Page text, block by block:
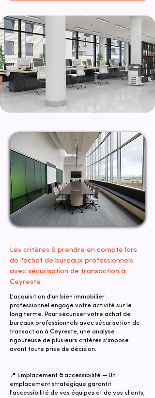
Les critères à prendre en compte lors
de l'achat de bureaux professionnels
avec sécurisation de transaction à
Ceyreste
L'acquisition d'un bien immobilier
professionnel engage votre activité sur le
long terme. Pour sécuriser votre achat de
bureaux professionnels avec sécurisation de
transaction à Ceyreste, une analyse
rigoureuse de plusieurs critères s'impose
avant toute prise de décision.
📍 Emplacement & accessibilité — Un
emplacement stratégique garantit
l'accessibilité de vos équipes et de vos clients,